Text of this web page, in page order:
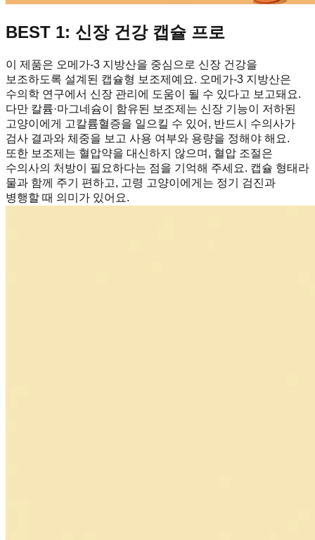
BEST 1: 신장 건강 캡슐 프로
이 제품은 오메가-3 지방산을 중심으로 신장 건강을
보조하도록 설계된 캡슐형 보조제예요. 오메가-3 지방산은
수의학 연구에서 신장 관리에 도움이 될 수 있다고 보고돼요.
다만 칼륨·마그네슘이 함유된 보조제는 신장 기능이 저하된
고양이에게 고칼륨혈증을 일으킬 수 있어, 반드시 수의사가
검사 결과와 체중을 보고 사용 여부와 용량을 정해야 해요.
또한 보조제는 혈압약을 대신하지 않으며, 혈압 조절은
수의사의 처방이 필요하다는 점을 기억해 주세요. 캡슐 형태라
물과 함께 주기 편하고, 고령 고양이에게는 정기 검진과
병행할 때 의미가 있어요.